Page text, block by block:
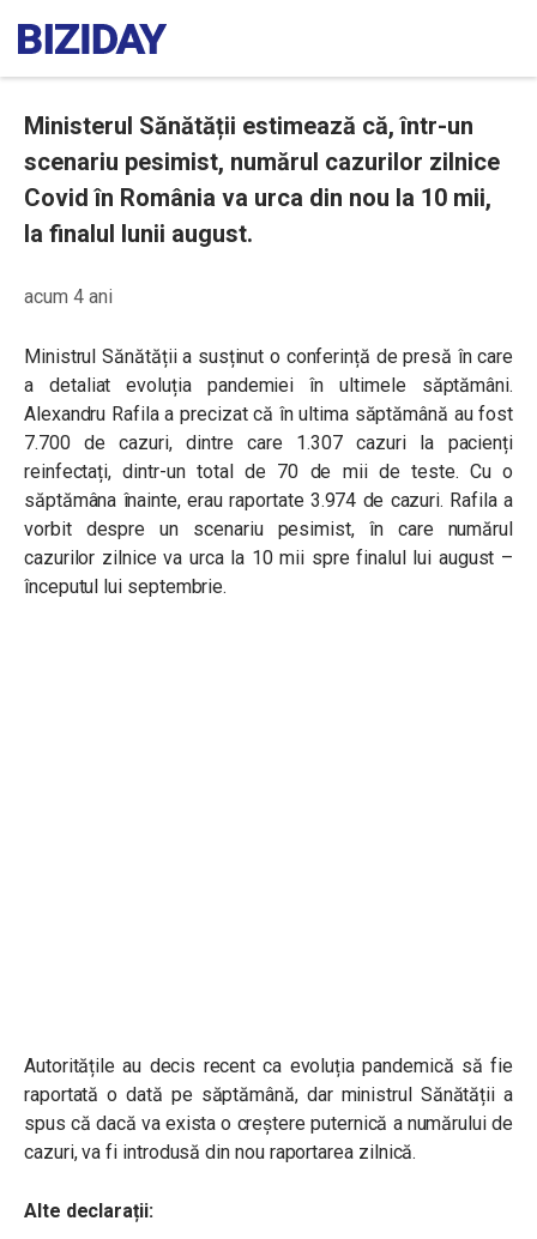
Ministerul Sănătății estimează că, într-un
scenariu pesimist, numărul cazurilor zilnice
Covid în România va urca din nou la 10 mii,
la finalul lunii august.
acum 4 ani
Ministrul Sănătății a susținut o conferință de presă în care
a detaliat evoluția pandemiei în ultimele săptămâni.
Alexandru Rafila a precizat că în ultima săptămână au fost
7.700 de cazuri, dintre care 1.307 cazuri la pacienți
reinfectați, dintr-un total de 70 de mii de teste. Cu o
săptămâna înainte, erau raportate 3.974 de cazuri. Rafila a
vorbit despre un scenariu pesimist, în care numărul
cazurilor zilnice va urca la 10 mii spre finalul lui august –
începutul lui septembrie.
Autoritățile au decis recent ca evoluția pandemică să fie
raportată o dată pe săptămână, dar ministrul Sănătății a
spus că dacă va exista o creștere puternică a numărului de
cazuri, va fi introdusă din nou raportarea zilnică.
Alte declarații: